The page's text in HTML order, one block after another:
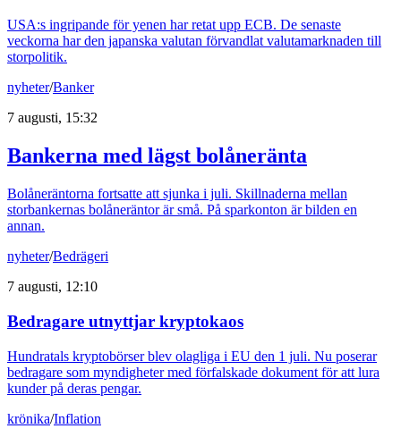
USA:s ingripande för yenen har retat upp ECB. De senaste
veckorna har den japanska valutan förvandlat valutamarknaden till
storpolitik.
nyheter/Banker
7 augusti, 15:32
Bankerna med lägst bolåneränta
Bolåneräntorna fortsatte att sjunka i juli. Skillnaderna mellan
storbankernas bolåneräntor är små. På sparkonton är bilden en
annan.
nyheter/Bedrägeri
7 augusti, 12:10
Bedragare utnyttjar kryptokaos
Hundratals kryptobörser blev olagliga i EU den 1 juli. Nu poserar
bedragare som myndigheter med förfalskade dokument för att lura
kunder på deras pengar.
krönika/Inflation